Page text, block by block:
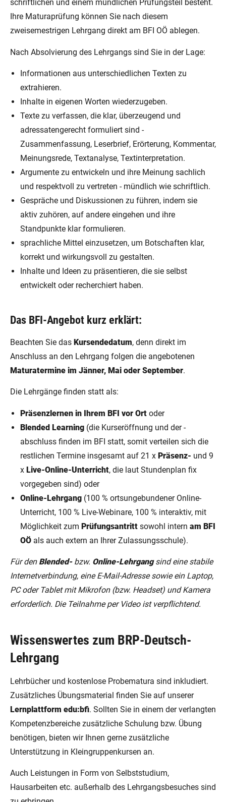
schriftlichen und einem mündlichen Prüfungsteil besteht.
Ihre Maturaprüfung können Sie nach diesem
zweisemestrigen Lehrgang direkt am BFI OÖ ablegen.
Nach Absolvierung des Lehrgangs sind Sie in der Lage:
Informationen aus unterschiedlichen Texten zu
extrahieren.
Inhalte in eigenen Worten wiederzugeben.
Texte zu verfassen, die klar, überzeugend und
adressatengerecht formuliert sind -
Zusammenfassung, Leserbrief, Erörterung, Kommentar,
Meinungsrede, Textanalyse, Textinterpretation.
Argumente zu entwickeln und ihre Meinung sachlich
und respektvoll zu vertreten - mündlich wie schriftlich.
Gespräche und Diskussionen zu führen, indem sie
aktiv zuhören, auf andere eingehen und ihre
Standpunkte klar formulieren.
sprachliche Mittel einzusetzen, um Botschaften klar,
korrekt und wirkungsvoll zu gestalten.
Inhalte und Ideen zu präsentieren, die sie selbst
entwickelt oder recherchiert haben.
Das BFI-Angebot kurz erklärt:
Beachten Sie das Kursendedatum, denn direkt im
Anschluss an den Lehrgang folgen die angebotenen
Maturatermine im Jänner, Mai oder September.
Die Lehrgänge finden statt als:
Präsenzlernen in Ihrem BFI vor Ort oder
Blended Learning (die Kurseröffnung und der -
abschluss finden im BFI statt, somit verteilen sich die
restlichen Termine insgesamt auf 21 x Präsenz- und 9
x Live-Online-Unterricht, die laut Stundenplan fix
vorgegeben sind) oder
Online-Lehrgang (100 % ortsungebundener Online-
Unterricht, 100 % Live-Webinare, 100 % interaktiv, mit
Möglichkeit zum Prüfungsantritt sowohl intern am BFI
OÖ als auch extern an Ihrer Zulassungsschule).
Für den Blended- bzw. Online-Lehrgangsind eine stabile
Internetverbindung, eine E-Mail-Adresse sowie ein Laptop,
PC oder Tablet mit Mikrofon (bzw. Headset) und Kamera
erforderlich. Die Teilnahme per Video ist verpflichtend.
Wissenswertes zum BRP-Deutsch-
Lehrgang
Lehrbücher und kostenlose Probematura sind inkludiert.
Zusätzliches Übungsmaterial finden Sie auf unserer
Lernplattform edu:bfi. Sollten Sie in einem der verlangten
Kompetenzbereiche zusätzliche Schulung bzw. Übung
benötigen, bieten wir Ihnen gerne zusätzliche
Unterstützung in Kleingruppenkursen an.
Auch Leistungen in Form von Selbststudium,
Hausarbeiten etc. außerhalb des Lehrgangsbesuches sind